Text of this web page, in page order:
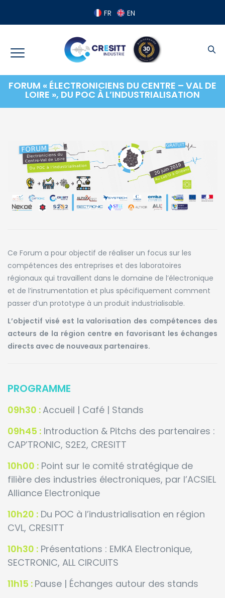
FR EN
FORUM « ÉLECTRONICIENS DU CENTRE – VAL DE
LOIRE », DU POC À L’INDUSTRIALISATION
Ce Forum a pour objectif de réaliser un focus sur les
compétences des entreprises et des laboratoires
régionaux qui travaillent dans le domaine de l’électronique
et de l’instrumentation et plus spécifiquement comment
passer d’un prototype à un produit industrialisable.
L’objectif visé est la valorisation des compétences des
acteurs de la région centre en favorisant les échanges
directs avec de nouveaux partenaires.
PROGRAMME
09h30 :Accueil | Café | Stands
09h45 : Introduction & Pitchs des partenaires :
CAP’TRONIC, S2E2, CRESITT
10h00 : Point sur le comité stratégique de
filière des industries électroniques, par l’ACSIEL
Alliance Electronique
10h20 : Du POC à l’industrialisation en région
CVL, CRESITT
10h30 : Présentations : EMKA Electronique,
SECTRONIC, ALL CIRCUITS
11h15 : Pause | Échanges autour des stands